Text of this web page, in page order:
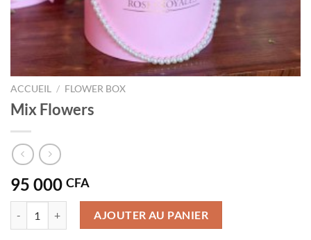
ACCUEIL / FLOWER BOX
Mix Flowers
95 000 CFA
quantité de Mix FlowersAJOUTER AU PANIER